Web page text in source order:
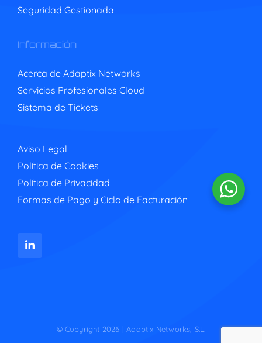
Seguridad Gestionada
Información
Acerca de Adaptix Networks
Servicios Profesionales Cloud
Sistema de Tickets
Aviso Legal
Política de Cookies
Política de Privacidad
Formas de Pago y Ciclo de Facturación
© Copyright 2026 | Adaptix Networks, S.L.